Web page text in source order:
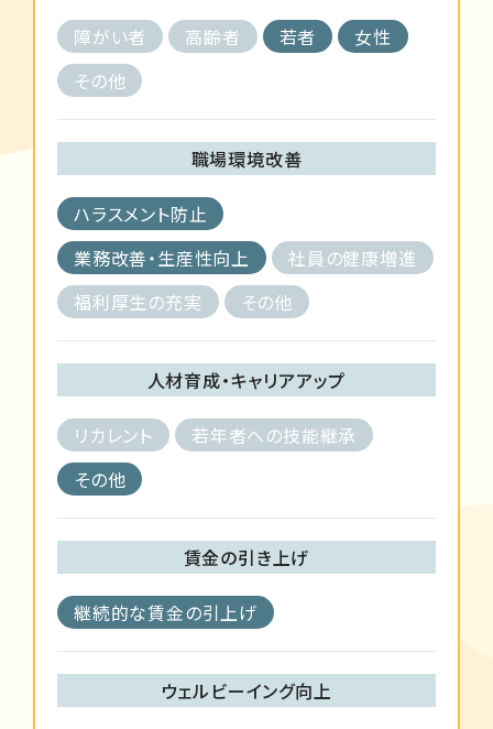
障がい者 高齢者 若者
女性
その他
職場環境改善
ハラスメント防止
業務改善・生産性向上
社員の健康増進
福利厚生の充実
その他
人材育成・キャリアアップ
リカレント
若年者への技能継承
その他
賃金の引き上げ
継続的な賃金の引上げ
ウェルビーイング向上